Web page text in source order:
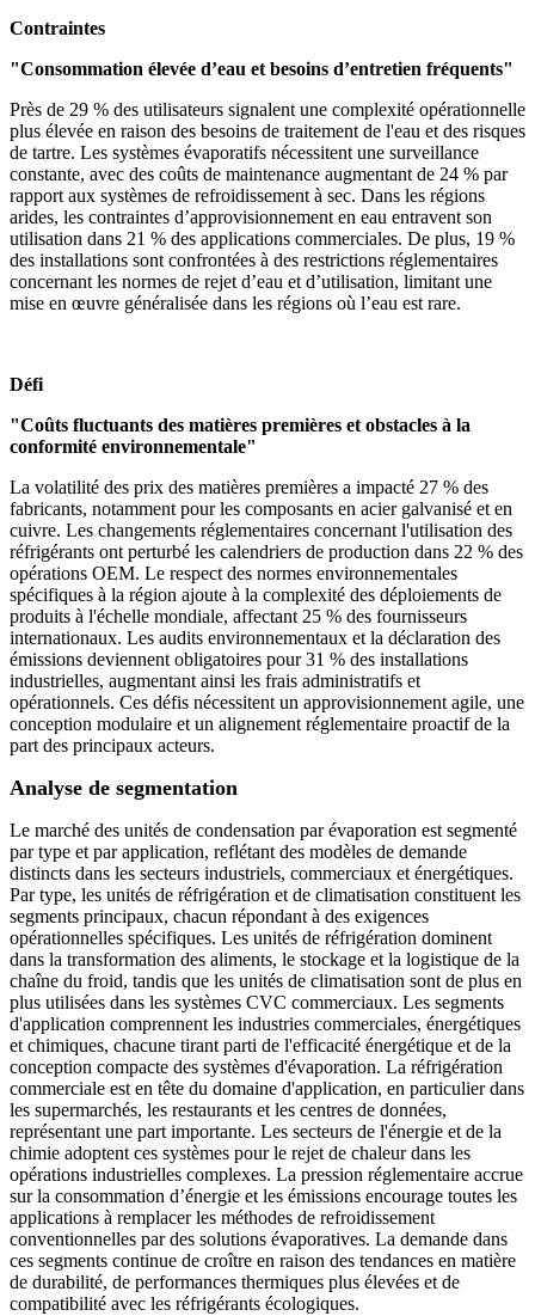
Contraintes
"Consommation élevée d’eau et besoins d’entretien fréquents"
Près de 29 % des utilisateurs signalent une complexité opérationnelle
plus élevée en raison des besoins de traitement de l'eau et des risques
de tartre. Les systèmes évaporatifs nécessitent une surveillance
constante, avec des coûts de maintenance augmentant de 24 % par
rapport aux systèmes de refroidissement à sec. Dans les régions
arides, les contraintes d’approvisionnement en eau entravent son
utilisation dans 21 % des applications commerciales. De plus, 19 %
des installations sont confrontées à des restrictions réglementaires
concernant les normes de rejet d’eau et d’utilisation, limitant une
mise en œuvre généralisée dans les régions où l’eau est rare.
Défi
"Coûts fluctuants des matières premières et obstacles à la
conformité environnementale"
La volatilité des prix des matières premières a impacté 27 % des
fabricants, notamment pour les composants en acier galvanisé et en
cuivre. Les changements réglementaires concernant l'utilisation des
réfrigérants ont perturbé les calendriers de production dans 22 % des
opérations OEM. Le respect des normes environnementales
spécifiques à la région ajoute à la complexité des déploiements de
produits à l'échelle mondiale, affectant 25 % des fournisseurs
internationaux. Les audits environnementaux et la déclaration des
émissions deviennent obligatoires pour 31 % des installations
industrielles, augmentant ainsi les frais administratifs et
opérationnels. Ces défis nécessitent un approvisionnement agile, une
conception modulaire et un alignement réglementaire proactif de la
part des principaux acteurs.
Analyse de segmentation
Le marché des unités de condensation par évaporation est segmenté
par type et par application, reflétant des modèles de demande
distincts dans les secteurs industriels, commerciaux et énergétiques.
Par type, les unités de réfrigération et de climatisation constituent les
segments principaux, chacun répondant à des exigences
opérationnelles spécifiques. Les unités de réfrigération dominent
dans la transformation des aliments, le stockage et la logistique de la
chaîne du froid, tandis que les unités de climatisation sont de plus en
plus utilisées dans les systèmes CVC commerciaux. Les segments
d'application comprennent les industries commerciales, énergétiques
et chimiques, chacune tirant parti de l'efficacité énergétique et de la
conception compacte des systèmes d'évaporation. La réfrigération
commerciale est en tête du domaine d'application, en particulier dans
les supermarchés, les restaurants et les centres de données,
représentant une part importante. Les secteurs de l'énergie et de la
chimie adoptent ces systèmes pour le rejet de chaleur dans les
opérations industrielles complexes. La pression réglementaire accrue
sur la consommation d’énergie et les émissions encourage toutes les
applications à remplacer les méthodes de refroidissement
conventionnelles par des solutions évaporatives. La demande dans
ces segments continue de croître en raison des tendances en matière
de durabilité, de performances thermiques plus élevées et de
compatibilité avec les réfrigérants écologiques.